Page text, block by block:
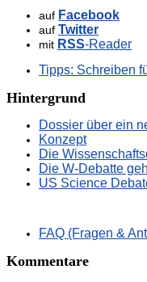
auf Facebook
auf Twitter
mit RSS-Reader
Tipps: Schreiben
Hintergrund
Dossier über ein
Konzept
Die
Die W-Debatte
US Science
FAQ (Fragen &
Kommentare